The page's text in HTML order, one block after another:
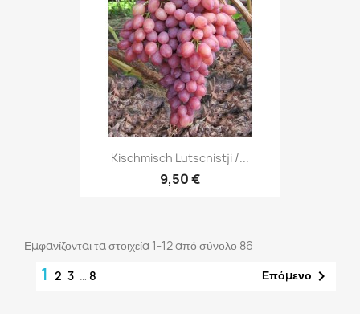
Kischmisch Lutschistji /...
9,50 €
Εμφανίζονται τα στοιχεία 1-12 από σύνολο 86
1 2 3 … 8 Επόμενο 